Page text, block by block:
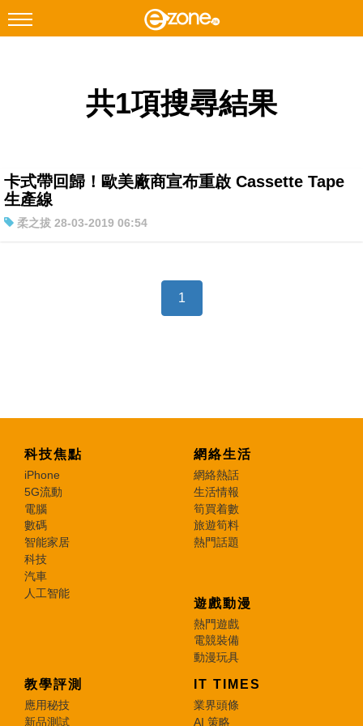
Instagram
遊戲動漫
教學評測
共1項搜尋結果
卡式帶回歸！歐美廠商宣布重啟 Cassette Tape
生產線
柔之拔 28-03-2019 06:54
1
科技焦點
iPhone
5G流動
電腦
數碼
智能家居
科技
汽車
人工智能
網絡生活
網絡熱話
生活情報
筍買着數
旅遊筍料
熱門話題
遊戲動漫
熱門遊戲
電競裝備
動漫玩具
教學評測
應用秘技
新品測試
IT TIMES
業界頭條
AI 策略